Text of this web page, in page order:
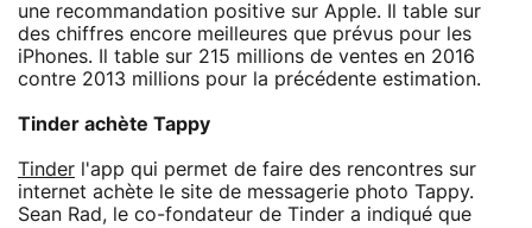
une recommandation positive sur Apple. Il table sur
des chiffres encore meilleures que prévus pour les
iPhones. Il table sur 215 millions de ventes en 2016
contre 2013 millions pour la précédente estimation.
Tinder achète Tappy
Tinder l'app qui permet de faire des rencontres sur
internet achète le site de messagerie photo Tappy.
Sean Rad, le co-fondateur de Tinder a indiqué que